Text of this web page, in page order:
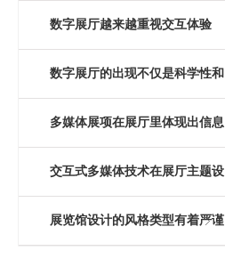
量衡
数字展厅越来越重视交互体验
数字展厅的出现不仅是科学性和
前瞻性，还因为交互形式
多媒体展项在展厅里体现出信息
化、智能化、重交互三大特点
交互式多媒体技术在展厅主题设
计中的意义
展览馆设计的风格类型有着严谨